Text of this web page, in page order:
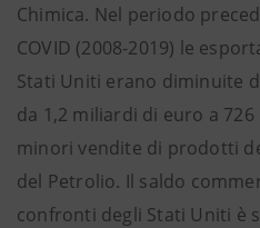
Chimica. Nel periodo
COVID (2008-2019) le
Stati Uniti erano diminuite
da 1,2 miliardi di euro a
minori vendite di prodotti
del Petrolio. Il saldo
confronti degli Stati Uniti è